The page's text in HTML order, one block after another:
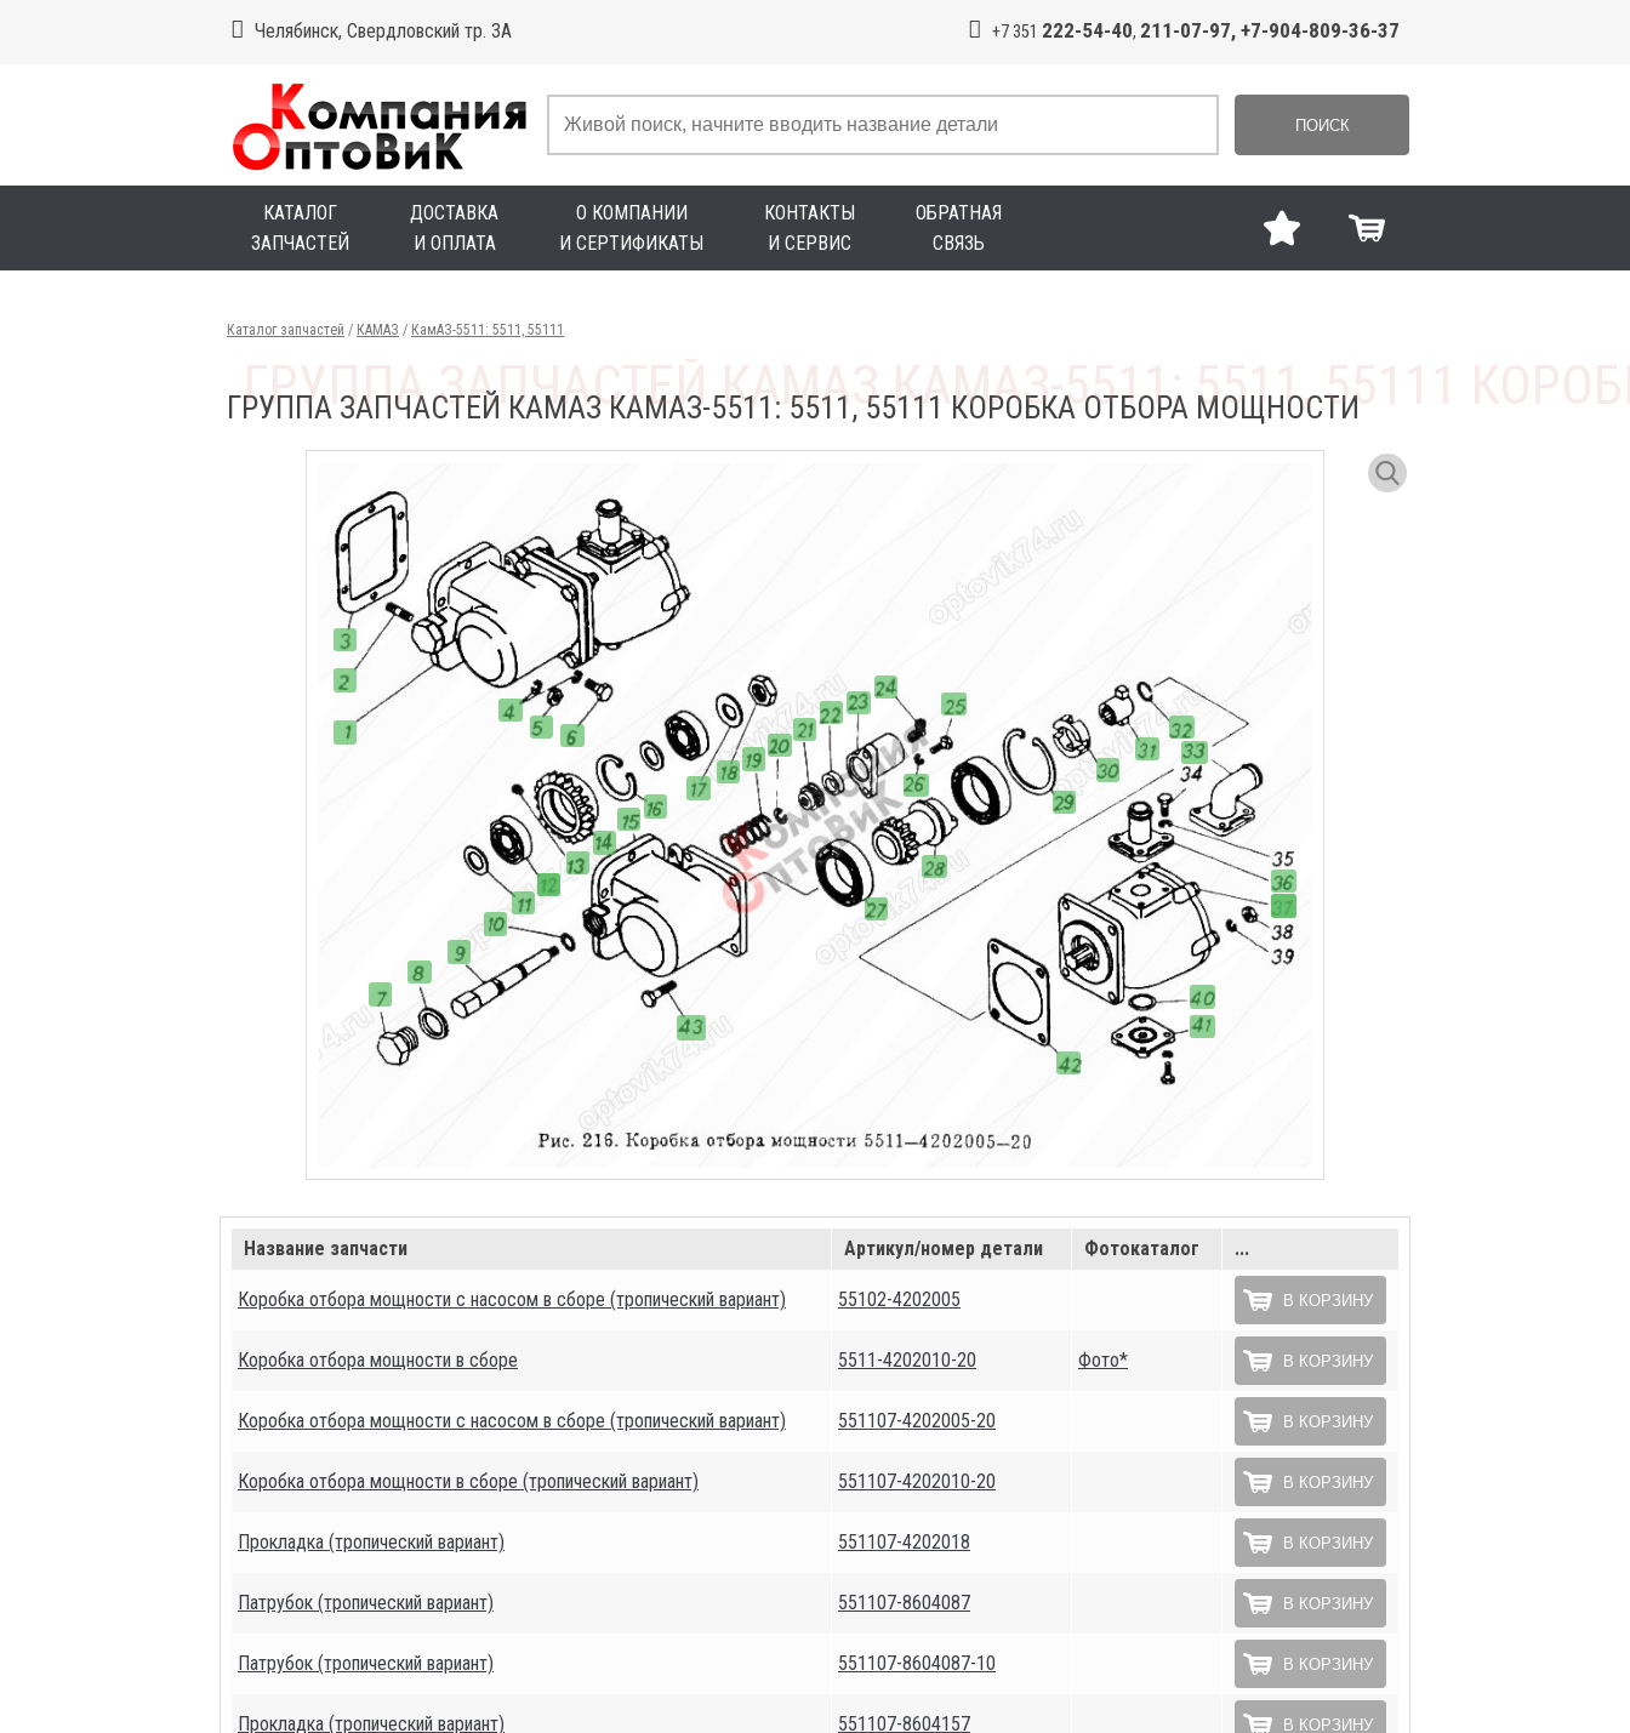
Челябинск, Свердловский тр. 3А +7 351 222-54-40, 211-07-97, +7-904-809-36-37
ПОИСК
КАТАЛОГ
ЗАПЧАСТЕЙ
ДОСТАВКА
И ОПЛАТА
О КОМПАНИИ
И СЕРТИФИКАТЫ
КОНТАКТЫ
И СЕРВИС
ОБРАТНАЯ
СВЯЗЬ
Каталог запчастей / КАМАЗ / КамАЗ-5511: 5511, 55111
ГРУППА ЗАПЧАСТЕЙ КАМАЗ КАМАЗ-5511: 5511, 55111 КОРОБКА ОТБОРА МОЩНОСТИ
Название запчасти Артикул/номер детали Фотокаталог ...
Коробка отбора мощности с насосом в сборе (тропический вариант) 55102-4202005 В КОРЗИНУ
Коробка отбора мощности в сборе 5511-4202010-20 Фото* В КОРЗИНУ
Коробка отбора мощности с насосом в сборе (тропический вариант) 551107-4202005-20 В КОРЗИНУ
Коробка отбора мощности в сборе (тропический вариант) 551107-4202010-20 В КОРЗИНУ
Прокладка (тропический вариант) 551107-4202018 В КОРЗИНУ
Патрубок (тропический вариант) 551107-8604087 В КОРЗИНУ
Патрубок (тропический вариант) 551107-8604087-10 В КОРЗИНУ
Прокладка (тропический вариант) 551107-8604157 В КОРЗИНУ